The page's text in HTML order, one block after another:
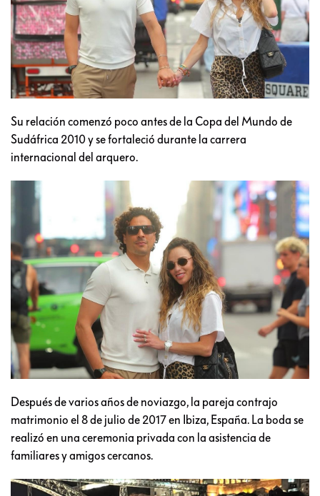
Su relación comenzó poco antes de la Copa del Mundo de
Sudáfrica 2010 y se fortaleció durante la carrera
internacional del arquero.
Después de varios años de noviazgo, la pareja contrajo
matrimonio el 8 de julio de 2017 en Ibiza, España. La boda se
realizó en una ceremonia privada con la asistencia de
familiares y amigos cercanos.